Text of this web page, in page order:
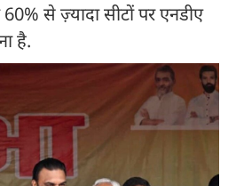
से ज़्यादा सीटों पर एनडीए
है.